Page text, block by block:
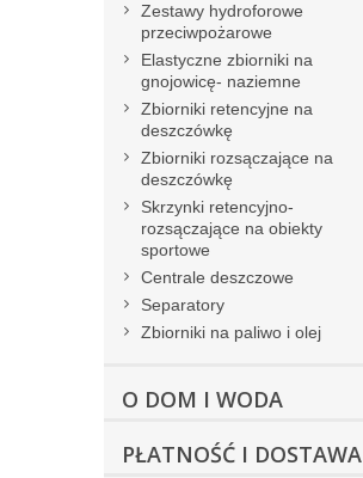
Zestawy hydroforowe
przeciwpożarowe
Elastyczne zbiorniki na
gnojowicę- naziemne
Zbiorniki retencyjne na
deszczówkę
Zbiorniki rozsączające na
deszczówkę
Skrzynki retencyjno-
rozsączające na obiekty
sportowe
Centrale deszczowe
Separatory
Zbiorniki na paliwo i olej
O DOM I WODA
PŁATNOŚĆ I DOSTAWA